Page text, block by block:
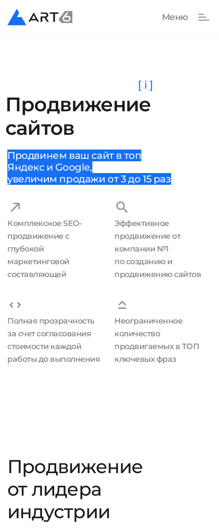
Продвижение
сайтов
[ i ]
Продвинем ваш сайт в топ
Яндекс и Google,
увеличим продажи от 3 до 15 раз
Комплексное SEO-
продвижение с
глубокой
маркетинговой
составляющей
Эффективное
продвижение от
компании №1
по созданию и
продвижению сайтов
Полная прозрачность
за счет согласования
стоимости каждой
работы до выполнения
Неограниченное
количество
продвигаемых в ТОП
ключевых фраз
Продвижение
от лидера
индустрии